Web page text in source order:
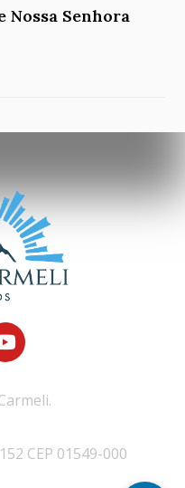
Nossa Senhora
CEP 01549-000